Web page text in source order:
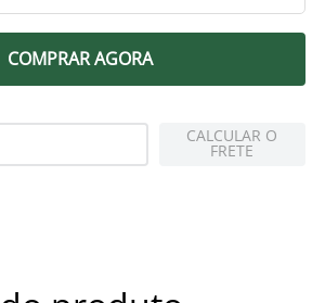
2023 Libertadores
COMPRAR AGORA
CALCULAR O
FRETE